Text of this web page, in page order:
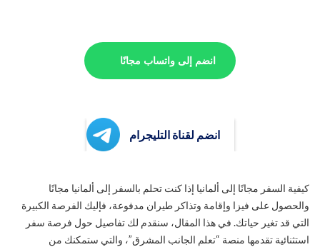
انضم إلى واتساب مجانًا
انضم لقناة التليجرام
كيفية السفر مجانًا إلى ألمانيا إذا كنت تحلم بالسفر إلى ألمانيا مجانًا
والحصول على فيزا وإقامة وتذاكر طيران مدفوعة، فإليك الفرصة الكبيرة
التي قد تغير حياتك. في هذا المقال، سنقدم لك تفاصيل حول فرصة سفر
استثنائية تقدمها منصة “تعلم الجانب المشرق”، والتي ستمكنك من